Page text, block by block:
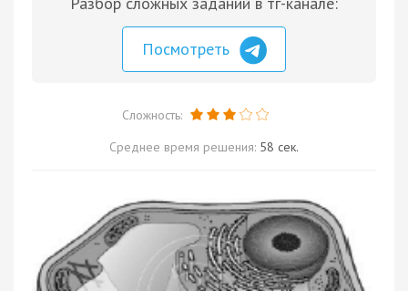
Посмотреть
Сложность:
Среднее время решения: 58 сек.